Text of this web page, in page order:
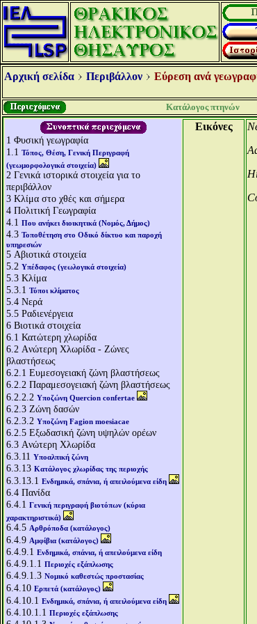
Αρχική σελίδα Περιβάλλον Εύρεση ανά
Κατάλογος πτηνών
1 Φυσική γεωγραφία
1.1 Τόπος, Θέση, Γενική Περιγραφή
(γεωμορφολογικά στοιχεία)
2 Γενικά ιστορικά στοιχεία για το
περιβάλλον
3 Κλίμα στο χθές και σήμερα
4 Πολιτική Γεωγραφία
4.1 Που ανήκει διοικητικά (Νομός, Δήμος)
4.3 Τοποθέτηση στο Οδικό δίκτυο και παροχή
υπηρεσιών
5 Αβιοτικά στοιχεία
5.2 Υπέδαφος (γεωλογικά στοιχεία)
5.3 Κλίμα
5.3.1 Τύποι κλίματος
5.4 Νερά
5.5 Ραδιενέργεια
6 Βιοτικά στοιχεία
6.1 Κατώτερη χλωρίδα
6.2 Aνώτερη Χλωρίδα - Ζώνες
βλαστήσεως
6.2.1 Ευμεσογειακή ζώνη βλαστήσεως
6.2.2 Παραμεσογειακή ζώνη βλαστήσεως
6.2.2.2 Υποζώνη Quercion confertae
6.2.3 Ζώνη δασών
6.2.3.2 Υποζώνη Fagion moesiacae
6.2.5 Εξωδασική ζώνη υψηλών ορέων
6.3 Aνώτερη Χλωρίδα
6.3.11 Υποαλπική ζώνη
6.3.13 Κατάλογος χλωρίδας της περιοχής
6.3.13.1 Ενδημικά, σπάνια, ή απειλούμενα είδη
6.4 Πανίδα
6.4.1 Γενική περιγραφή βιοτόπων (κύρια
χαρακτηριστικά)
6.4.5 Αρθρόποδα (κατάλογος)
6.4.9 Αμφίβια (κατάλογος)
6.4.9.1 Ενδημικά, σπάνια, ή απειλούμενα είδη
6.4.9.1.1 Περιοχές εξάπλωσης
6.4.9.1.3 Νομικό καθεστώς προστασίας
6.4.10 Ερπετά (κατάλογος)
6.4.10.1 Ενδημικά, σπάνια, ή απειλούμενα είδη
6.4.10.1.1 Περιοχές εξάπλωσης
Εικόνες